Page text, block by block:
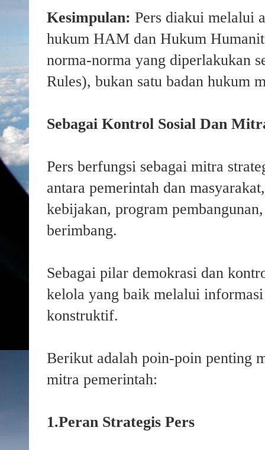
Kesimpulan: Pers diakui melalui
hukum HAM dan Hukum
norma-norma yang diperlakukan
Rules), bukan satu badan hukum
Sebagai Kontrol Sosial Dan
Pers berfungsi sebagai mitra
antara pemerintah dan
kebijakan, program
berimbang.
Sebagai pilar demokrasi dan
kelola yang baik melalui
konstruktif.
Berikut adalah poin-poin penting
mitra pemerintah:
1.Peran Strategis Pers